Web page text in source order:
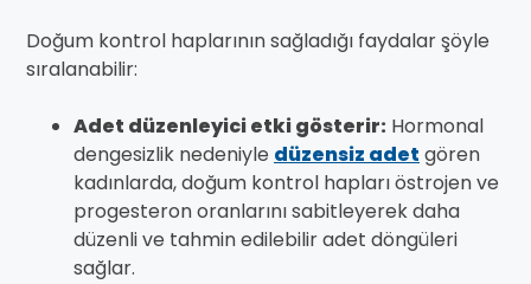
Doğum kontrol haplarının sağladığı faydalar şöyle
sıralanabilir:
Adet düzenleyici etki gösterir: Hormonal
dengesizlik nedeniyle düzensiz adet gören
kadınlarda, doğum kontrol hapları östrojen ve
progesteron oranlarını sabitleyerek daha
düzenli ve tahmin edilebilir adet döngüleri
sağlar.